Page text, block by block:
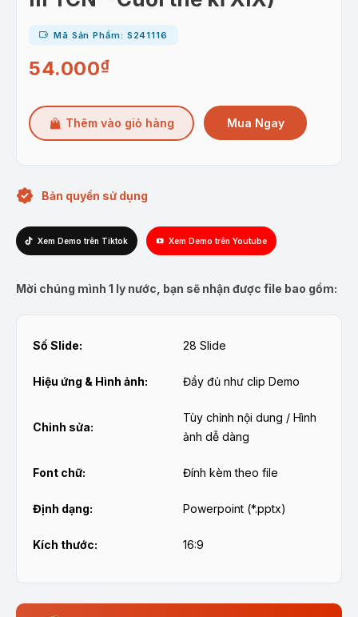
Mã Sản Phẩm: S241116
54.000₫
Thêm vào giỏ hàng Mua Ngay
Bản quyền sử dụng
Xem Demo trên Tiktok Xem Demo trên Youtube
Mời chúng mình 1 ly nước, bạn sẽ nhận được file bao gồm:
Số Slide: 28 Slide
Hiệu ứng & Hình ảnh: Đầy đủ như clip Demo
Chỉnh sửa:
Tùy chỉnh nội dung / Hình
ảnh dễ dàng
Font chữ: Đính kèm theo file
Định dạng: Powerpoint (*.pptx)
Kích thước: 16:9